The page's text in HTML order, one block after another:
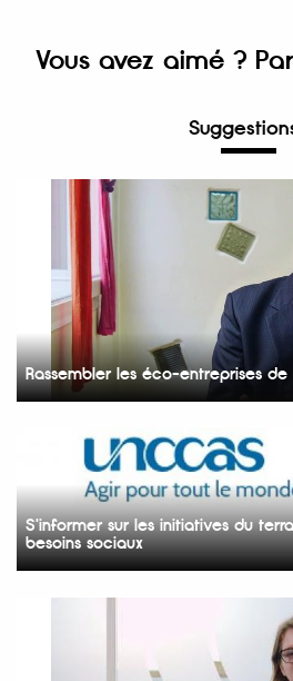
Vous avez aimé ?
Rassembler les éco-entreprises de
S'informer sur les initiatives du
besoins sociaux